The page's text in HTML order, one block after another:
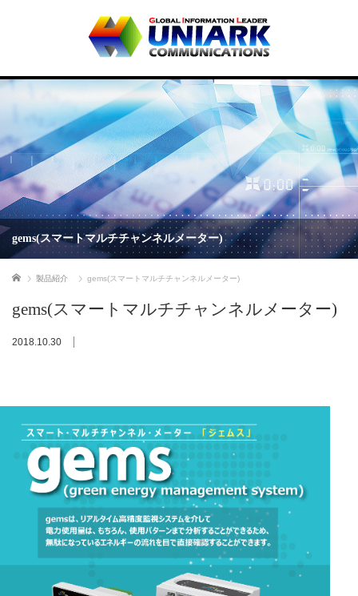
gems(スマートマルチチャンネルメーター)
ホーム 製品紹介 gems(スマートマルチチャンネルメーター)
gems(スマートマルチチャンネルメーター)
2018.10.30